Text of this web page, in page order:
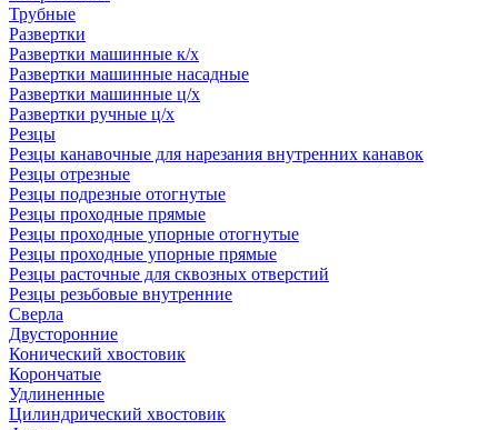
Трубные
Развертки
Развертки машинные к/х
Развертки машинные насадные
Развертки машинные ц/х
Развертки ручные ц/х
Резцы
Резцы канавочные для нарезания внутренних канавок
Резцы отрезные
Резцы подрезные отогнутые
Резцы проходные прямые
Резцы проходные упорные отогнутые
Резцы проходные упорные прямые
Резцы расточные для сквозных отверстий
Резцы резьбовые внутренние
Сверла
Двусторонние
Конический хвостовик
Корончатые
Удлиненные
Цилиндрический хвостовик